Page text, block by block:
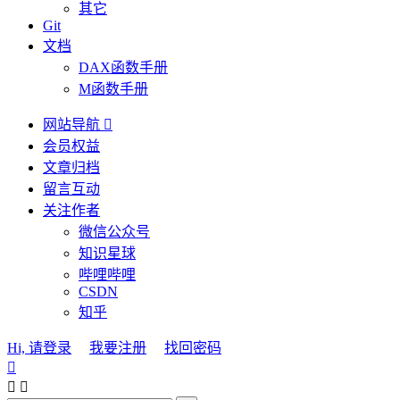
其它
Git
文档
DAX函数手册
M函数手册
网站导航 
会员权益
文章归档
留言互动
关注作者
微信公众号
知识星球
哔哩哔哩
CSDN
知乎
Hi, 请登录 我要注册
找回密码

 